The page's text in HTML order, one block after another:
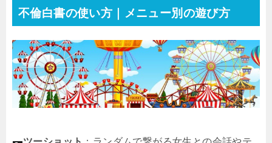
不倫白書の使い方｜メニュー別の遊び方